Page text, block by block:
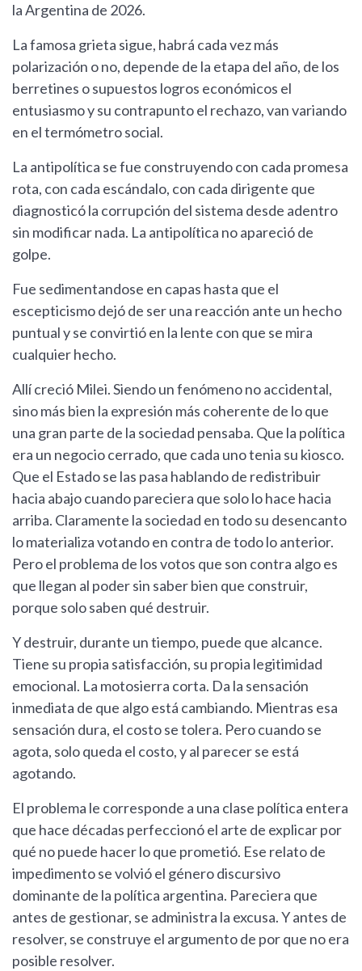
la Argentina de 2026.
La famosa grieta sigue, habrá cada vez más
polarización o no, depende de la etapa del año, de los
berretines o supuestos logros económicos el
entusiasmo y su contrapunto el rechazo, van variando
en el termómetro social.
La antipolítica se fue construyendo con cada promesa
rota, con cada escándalo, con cada dirigente que
diagnosticó la corrupción del sistema desde adentro
sin modificar nada. La antipolítica no apareció de
golpe.
Fue sedimentandose en capas hasta que el
escepticismo dejó de ser una reacción ante un hecho
puntual y se convirtió en la lente con que se mira
cualquier hecho.
Allí creció Milei. Siendo un fenómeno no accidental,
sino más bien la expresión más coherente de lo que
una gran parte de la sociedad pensaba. Que la política
era un negocio cerrado, que cada uno tenia su kiosco.
Que el Estado se las pasa hablando de redistribuir
hacia abajo cuando pareciera que solo lo hace hacia
arriba. Claramente la sociedad en todo su desencanto
lo materializa votando en contra de todo lo anterior.
Pero el problema de los votos que son contra algo es
que llegan al poder sin saber bien que construir,
porque solo saben qué destruir.
Y destruir, durante un tiempo, puede que alcance.
Tiene su propia satisfacción, su propia legitimidad
emocional. La motosierra corta. Da la sensación
inmediata de que algo está cambiando. Mientras esa
sensación dura, el costo se tolera. Pero cuando se
agota, solo queda el costo, y al parecer se está
agotando.
El problema le corresponde a una clase política entera
que hace décadas perfeccionó el arte de explicar por
qué no puede hacer lo que prometió. Ese relato de
impedimento se volvió el género discursivo
dominante de la política argentina. Pareciera que
antes de gestionar, se administra la excusa. Y antes de
resolver, se construye el argumento de por que no era
posible resolver.